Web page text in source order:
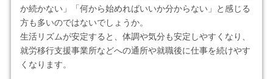
か続かない」「何から始めればいいか分からない」と感じる
方も多いのではないでしょうか。
生活リズムが安定すると、体調や気分も安定しやすくなり、
就労移行支援事業所などへの通所や就職後に仕事を続けやす
くなります。